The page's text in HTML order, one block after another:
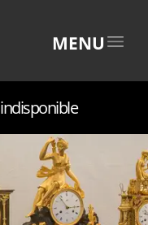
MENU
indisponible